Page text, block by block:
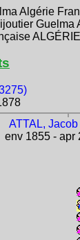
Algérie
ATTAL,
env 1855 - apr